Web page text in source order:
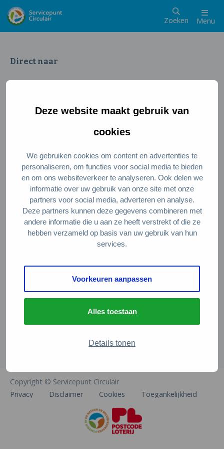
Deze website maakt gebruik van
cookies
We gebruiken cookies om content en advertenties te
personaliseren, om functies voor social media te bieden
en om ons websiteverkeer te analyseren. Ook delen we
informatie over uw gebruik van onze site met onze
partners voor social media, adverteren en analyse.
Deze partners kunnen deze gegevens combineren met
andere informatie die u aan ze heeft verstrekt of die ze
hebben verzameld op basis van uw gebruik van hun
services.
Voorkeuren aanpassen
Alles toestaan
Details tonen
Zoeken Menu
Direct naar
Wat is een circulaire samenleving
Meedoen als ondernemer
Circulaire producten en diensten
Wie zijn wij?
Over ons
Stel je vraag
Servicepunt Team
Veelgestelde vragen
De Natuur en Milieufederaties
Arthur van Schendelstraat 600
info@natuurenmilieufederaties.nl
Copyright © Servicepunt Circulair
Privacy
Disclaimer Cookies Toegankelijkheid